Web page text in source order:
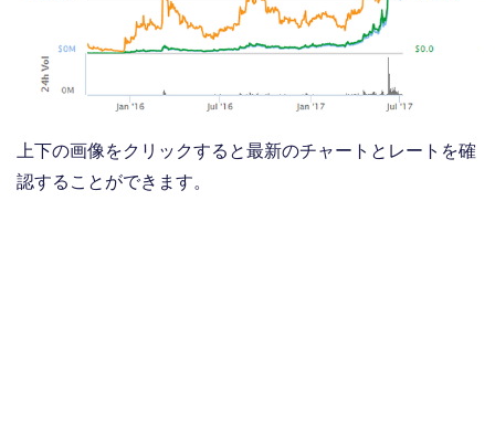
上下の画像をクリックすると最新のチャートとレートを確
認することができます。